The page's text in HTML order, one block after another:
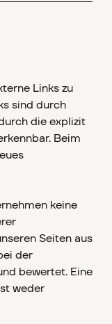
Links zu
sind durch
die explizit
Beim
keine
Seiten aus
der
bewertet. Eine
weder